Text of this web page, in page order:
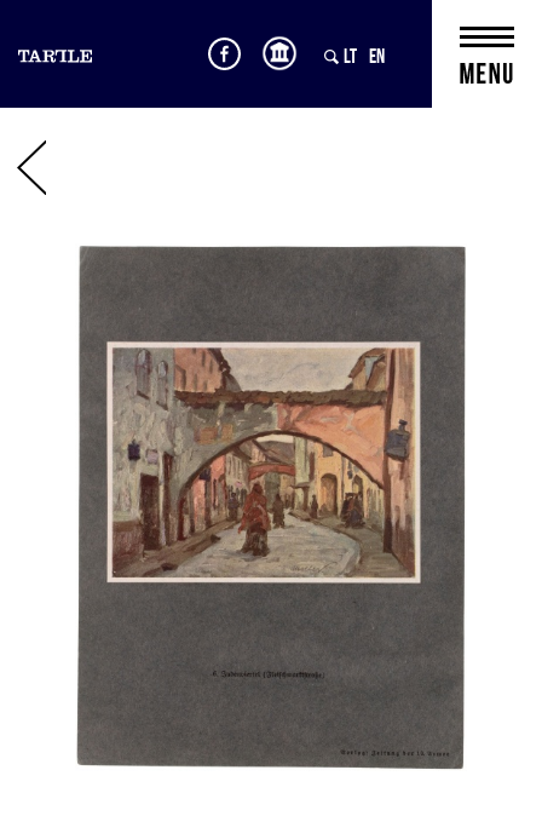
LT EN